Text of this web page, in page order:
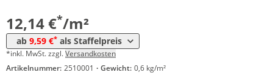
12,14 €*/m²
ab 9,59 €* als Staffelpreis
*inkl. MwSt. zzgl.Versandkosten
Artikelnummer: 2510001 · Gewicht: 0,6 kg/m²